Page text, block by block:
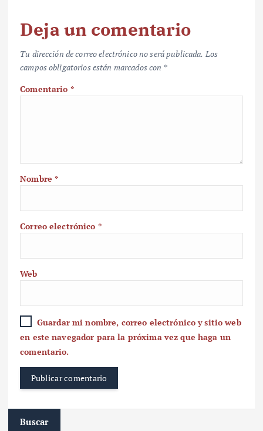
Deja un comentario
Tu dirección de correo electrónico no será publicada. Los
campos obligatorios están marcados con *
Comentario *
Nombre*
Correo electrónico *
Web
Guardar mi nombre, correo electrónico y sitio web
en este navegador para la próxima vez que haga un
comentario.
Buscar